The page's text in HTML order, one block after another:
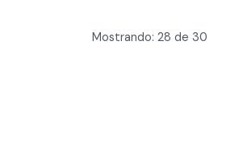
Mostrando: 28 de 30